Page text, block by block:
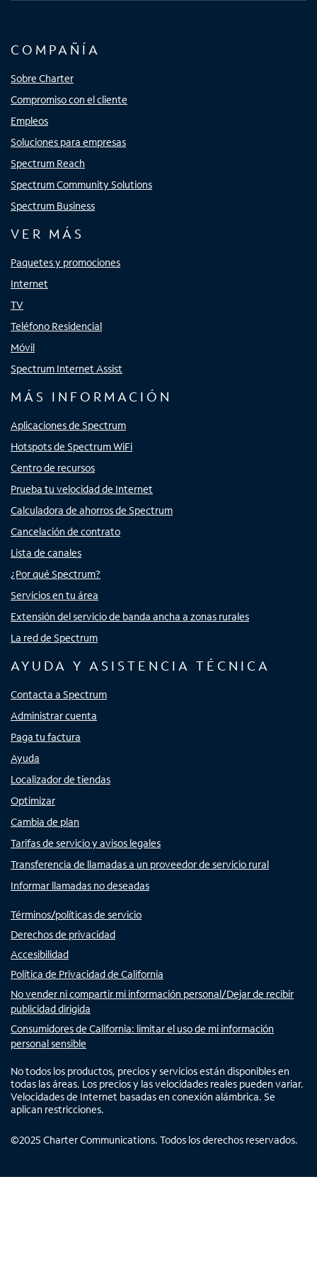
COMPAÑÍA
Sobre Charter
Compromiso con el cliente
Empleos
Soluciones para empresas
Spectrum Reach
Spectrum Community Solutions
Spectrum Business
VER MÁS
Paquetes y promociones
Internet
TV
Teléfono Residencial
Móvil
Spectrum Internet Assist
MÁS INFORMACIÓN
Aplicaciones de Spectrum
Hotspots de Spectrum WiFi
Centro de recursos
Prueba tu velocidad de Internet
Calculadora de ahorros de Spectrum
Cancelación de contrato
Lista de canales
¿Por qué Spectrum?
Servicios en tu área
Extensión del servicio de banda ancha a zonas rurales
La red de Spectrum
AYUDA Y ASISTENCIA TÉCNICA
Contacta a Spectrum
Administrar cuenta
Paga tu factura
Ayuda
Localizador de tiendas
Optimizar
Cambia de plan
Tarifas de servicio y avisos legales
Transferencia de llamadas a un proveedor de servicio rural
Informar llamadas no deseadas
Términos/políticas de servicio
Derechos de privacidad
Accesibilidad
Política de Privacidad de California
No vender ni compartir mi información personal/Dejar de recibir
publicidad dirigida
Consumidores de California: limitar el uso de mi información
personal sensible
No todos los productos, precios y servicios están disponibles en
todas las áreas. Los precios y las velocidades reales pueden variar.
Velocidades de Internet basadas en conexión alámbrica. Se
aplican restricciones.
©2025 Charter Communications. Todos los derechos reservados.